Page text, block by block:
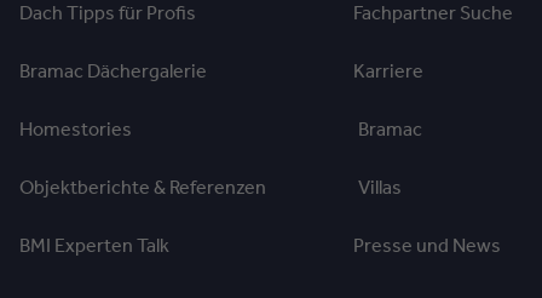
Dach Tipps für Profis
Bramac Dächergalerie
Homestories
Objektberichte & Referenzen
BMI Experten Talk
Fachpartner Suche
Karriere
Bramac
Villas
Presse und News